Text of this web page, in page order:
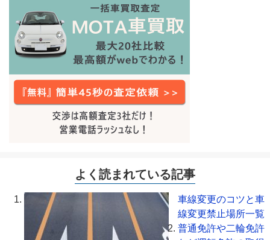
よく読まれている記事
車線変更のコツと車
線変更禁止場所一覧
普通免許や二輪免許